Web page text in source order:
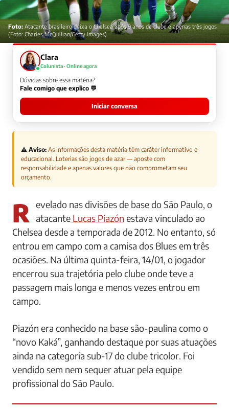
Foto: Atacante brasileiro deixa o Chelsea após 9 anos de clube e apenas três jogos
(Foto: Charles McQuillan/Getty Images)
Clara
Colunista · Online agora
Dúvidas sobre essa matéria?
Fale comigo que explico 💬
Iniciar conversa
⚠️ Aviso: As informações desta matéria têm caráter informativo e
educacional. Loterias são jogos de azar — aposte com
responsabilidade e apenas valores que não comprometam seu
orçamento.
Revelado nas divisões de base do São Paulo, o atacante Lucas Piazón estava vinculado ao
Chelsea desde a temporada de 2012. No entanto, só
entrou em campo com a camisa dos Blues em três
ocasiões. Na última quinta-feira, 14/01, o jogador
encerrou sua trajetória pelo clube onde teve a
passagem mais longa e menos vezes entrou em
campo.
Piazón era conhecido na base são-paulina como o
“novo Kaká”, ganhando destaque por suas atuações
ainda na categoria sub-17 do clube tricolor. Foi
vendido sem nem sequer atuar pela equipe
profissional do São Paulo.